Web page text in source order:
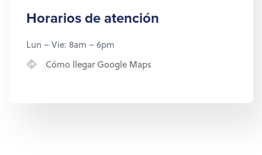
Horarios de atención
Lun – Vie: 8am – 6pm
Cómo llegar Google Maps